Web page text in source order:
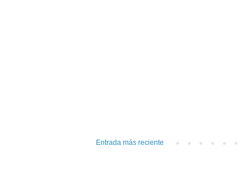
Entrada más reciente